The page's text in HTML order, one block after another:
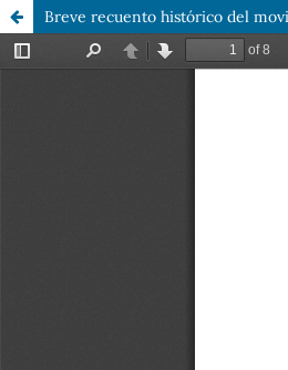
Breve recuento histórico del